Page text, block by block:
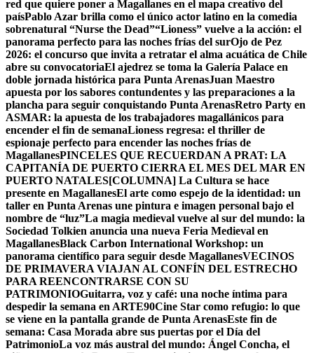
red que quiere poner a Magallanes en el mapa creativo del
paísPablo Azar brilla como el único actor latino en la comedia
sobrenatural “Nurse the Dead”“Lioness” vuelve a la acción: el
panorama perfecto para las noches frías del surOjo de Pez
2026: el concurso que invita a retratar el alma acuática de Chile
abre su convocatoriaEl ajedrez se toma la Galería Palace en
doble jornada histórica para Punta ArenasJuan Maestro
apuesta por los sabores contundentes y las preparaciones a la
plancha para seguir conquistando Punta ArenasRetro Party en
ASMAR: la apuesta de los trabajadores magallánicos para
encender el fin de semanaLioness regresa: el thriller de
espionaje perfecto para encender las noches frías de
MagallanesPINCELES QUE RECUERDAN A PRAT: LA
CAPITANÍA DE PUERTO CIERRA EL MES DEL MAR EN
PUERTO NATALES[COLUMNA] La Cultura se hace
presente en MagallanesEl arte como espejo de la identidad: un
taller en Punta Arenas une pintura e imagen personal bajo el
nombre de “luz”La magia medieval vuelve al sur del mundo: la
Sociedad Tolkien anuncia una nueva Feria Medieval en
MagallanesBlack Carbon International Workshop: un
panorama científico para seguir desde MagallanesVECINOS
DE PRIMAVERA VIAJAN AL CONFÍN DEL ESTRECHO
PARA REENCONTRARSE CON SU
PATRIMONIOGuitarra, voz y café: una noche íntima para
despedir la semana en ARTE90Cine Star como refugio: lo que
se viene en la pantalla grande de Punta ArenasEste fin de
semana: Casa Morada abre sus puertas por el Día del
PatrimonioLa voz más austral del mundo: Ángel Concha, el